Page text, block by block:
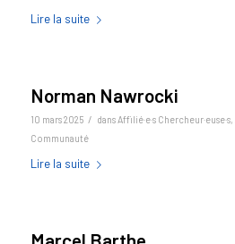
Lire la suite
Norman Nawrocki
10 mars 2025 / dans Affilié·e·s Chercheur·euse·s,
Communauté
Lire la suite